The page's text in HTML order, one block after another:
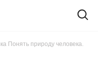
Понять природу человека.